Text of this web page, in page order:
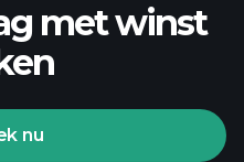
met winst
nu